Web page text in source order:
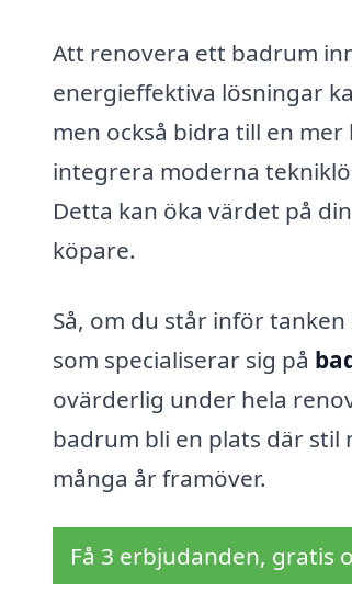
Att renovera ett badrum
energieffektiva lösningar
men också bidra till en
integrera moderna
Detta kan öka värdet på
köpare.
Så, om du står inför
som specialiserar sig på
ovärderlig under hela
badrum bli en plats där
många år framöver.
Få 3 erbjudanden, gratis